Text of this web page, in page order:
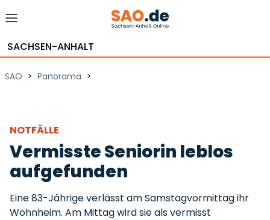
SACHSEN-ANHALT
SAO > Panorama >
NOTFÄLLE
Vermisste Seniorin leblos
aufgefunden
Eine 83-Jährige verlässt am Samstagvormittag ihr
Wohnheim. Am Mittag wird sie als vermisst